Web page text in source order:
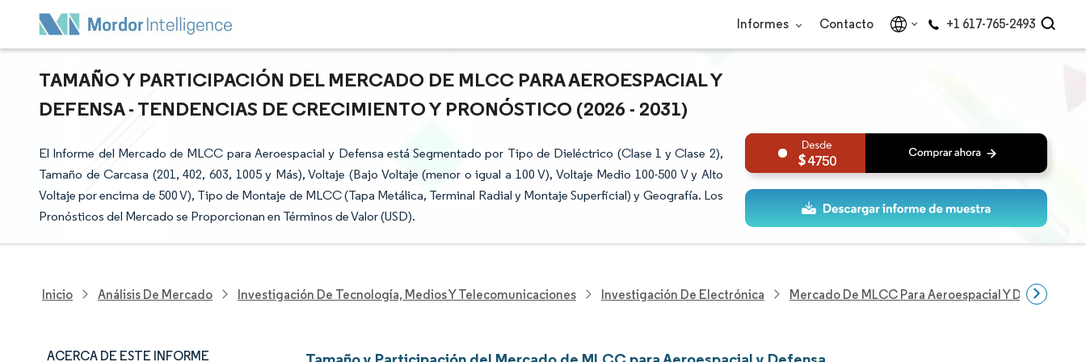
Informes Contacto +1 617-765-2493
TAMAÑO Y PARTICIPACIÓN DEL MERCADO DE MLCC PARA AEROESPACIAL Y
DEFENSA - TENDENCIAS DE CRECIMIENTO Y PRONÓSTICO (2026 - 2031)
El Informe del Mercado de MLCC para Aeroespacial y Defensa está Segmentado por Tipo de Dieléctrico (Clase 1 y Clase 2),
Tamaño de Carcasa (201, 402, 603, 1005 y Más), Voltaje (Bajo Voltaje (menor o igual a 100 V), Voltaje Medio 100-500 V y Alto
Voltaje por encima de 500 V), Tipo de Montaje de MLCC (Tapa Metálica, Terminal Radial y Montaje Superficial) y Geografía. Los
Pronósticos del Mercado se Proporcionan en Términos de Valor (USD).
4750
Inicio Análisis De Mercado Investigación De Tecnología, Medios Y Telecomunicaciones Investigación De Electrónica Mercado De MLCC Para Aeroespacial Y Defensa
ACERCA DE ESTE INFORME